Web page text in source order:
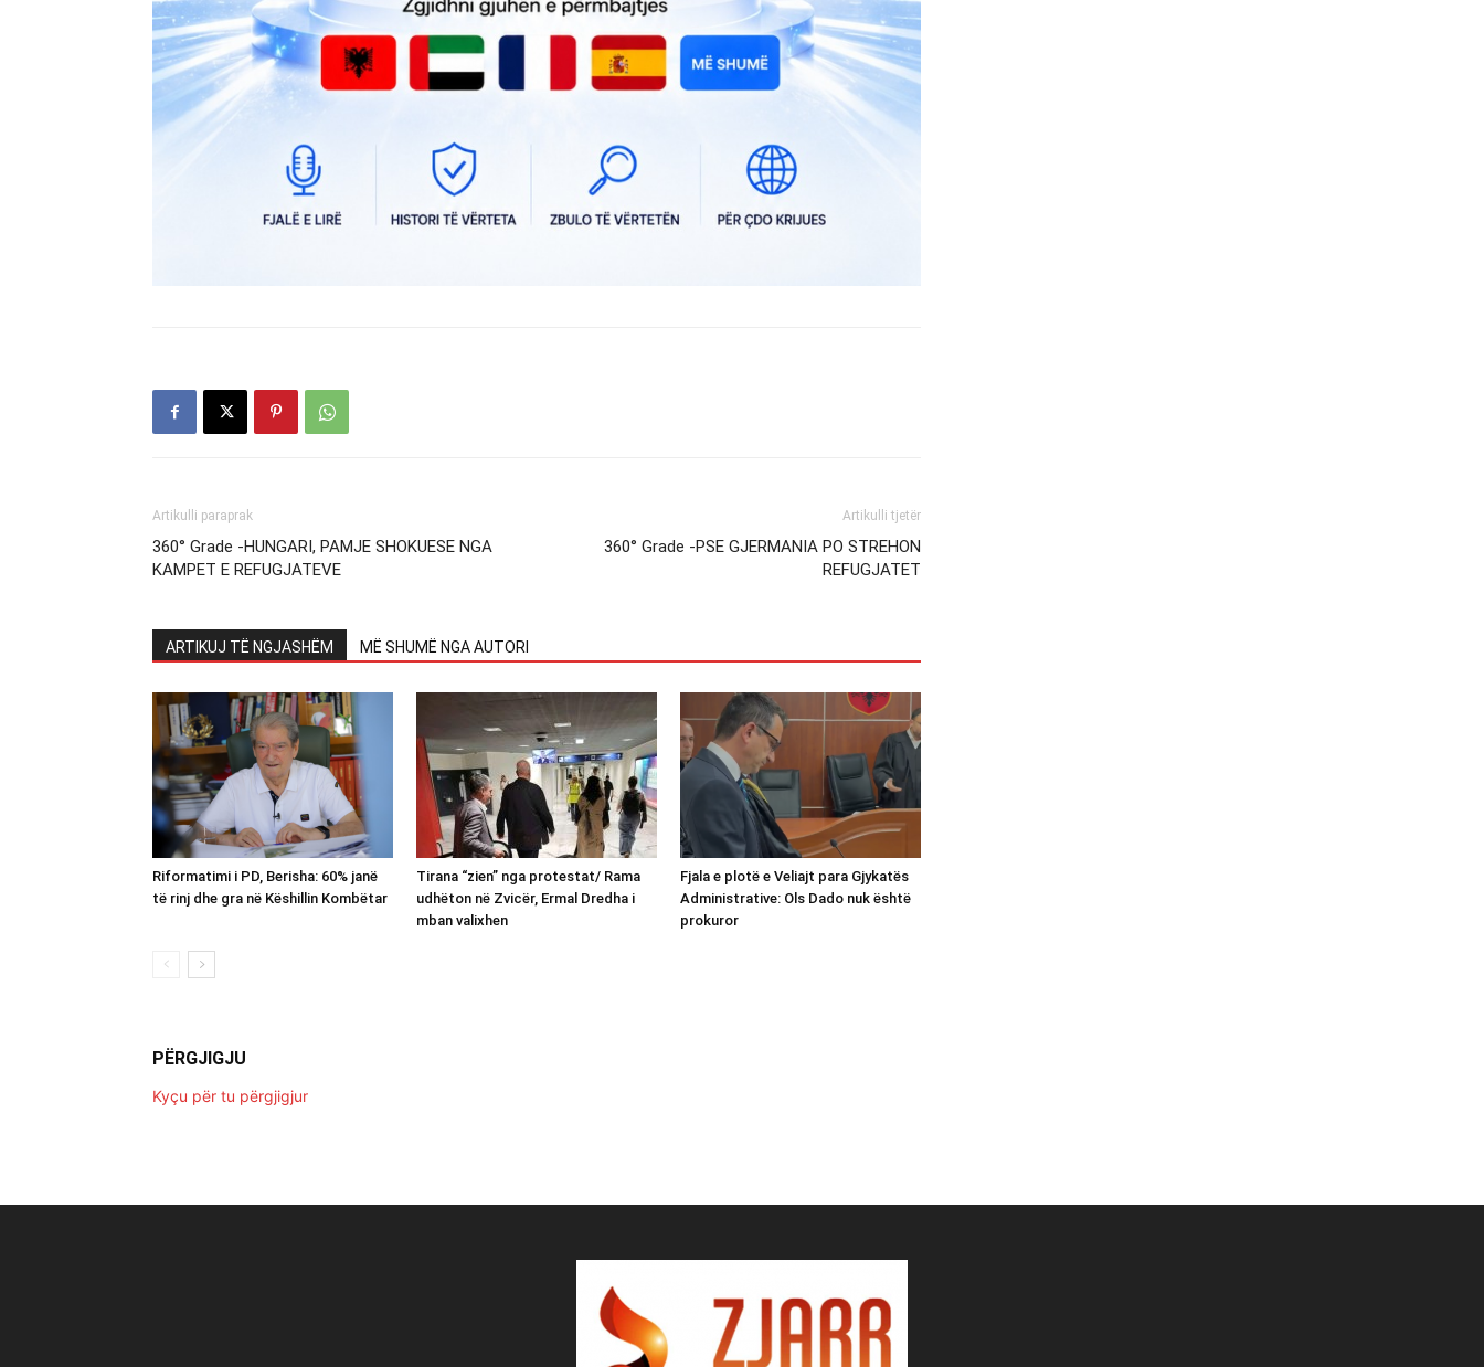
Artikulli paraprak
360° Grade -HUNGARI, PAMJE SHOKUESE NGA
KAMPET E REFUGJATEVE
Artikulli tjetër
360° Grade -PSE GJERMANIA PO STREHON
REFUGJATET
ARTIKUJ TË NGJASHËM MË SHUMË NGA AUTORI
Riformatimi i PD, Berisha: 60% janë
të rinj dhe gra në Këshillin Kombëtar
Tirana “zien” nga protestat/ Rama
udhëton në Zvicër, Ermal Dredha i
mban valixhen
Fjala e plotë e Veliajt para Gjykatës
Administrative: Ols Dado nuk është
prokuror
PËRGJIGJU
Kyçu për tu përgjigjur